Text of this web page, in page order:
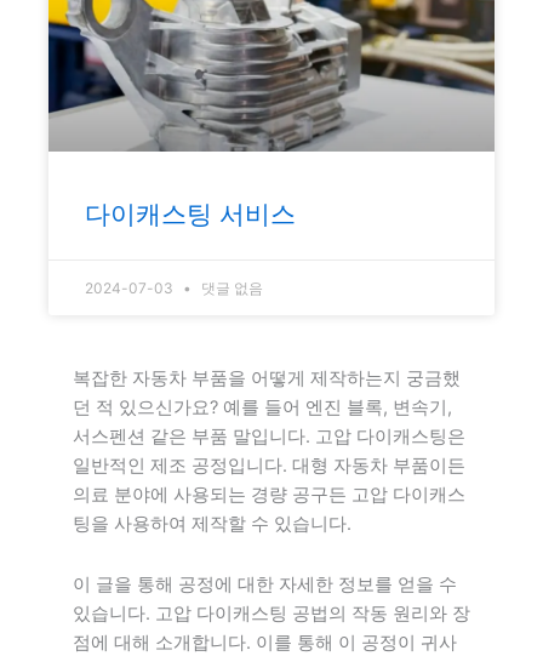
다이캐스팅 서비스
2024-07-03 댓글 없음
복잡한 자동차 부품을 어떻게 제작하는지 궁금했
던 적 있으신가요? 예를 들어 엔진 블록, 변속기,
서스펜션 같은 부품 말입니다. 고압 다이캐스팅은
일반적인 제조 공정입니다. 대형 자동차 부품이든
의료 분야에 사용되는 경량 공구든 고압 다이캐스
팅을 사용하여 제작할 수 있습니다.
이 글을 통해 공정에 대한 자세한 정보를 얻을 수
있습니다. 고압 다이캐스팅 공법의 작동 원리와 장
점에 대해 소개합니다. 이를 통해 이 공정이 귀사